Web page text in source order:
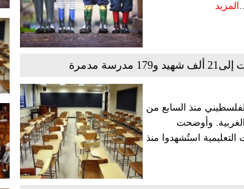
المزيد
منذ السابع من
الغربية. وأوضحت
في المؤسسات التعليمية استُشهدوا منذ